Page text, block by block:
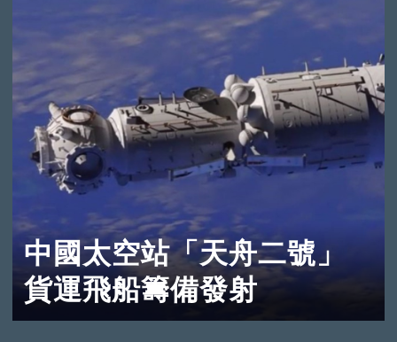
中國太空站「天舟二號」
貨運飛船籌備發射